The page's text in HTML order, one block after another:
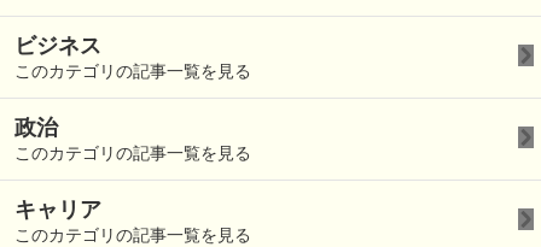
ビジネス
このカテゴリの記事一覧を見る
政治
このカテゴリの記事一覧を見る
キャリア
このカテゴリの記事一覧を見る